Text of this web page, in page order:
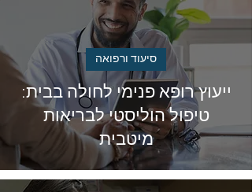
ייעוץ רופא פנימי לחולה בבית:
טיפול הוליסטי לבריאות
מיטבית
סיעוד ורפואה